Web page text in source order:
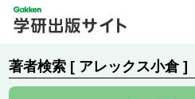
著者検索 [ アレックス小倉 ]